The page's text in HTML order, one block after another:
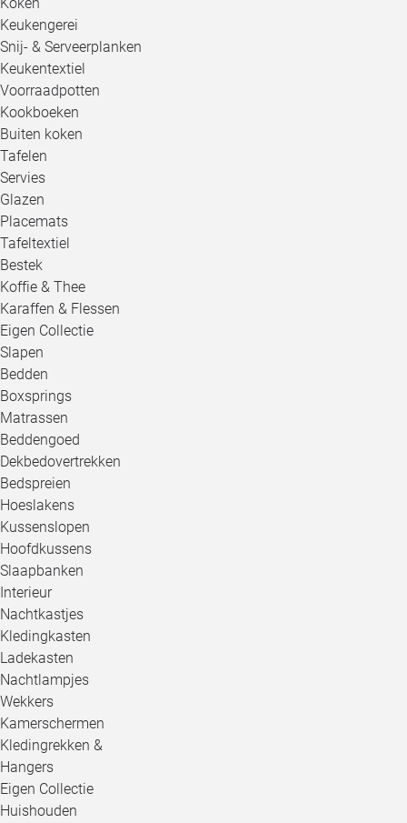
Keukengerei
Snij- & Serveerplanken
Keukentextiel
Voorraadpotten
Kookboeken
Buiten koken
Tafelen
Servies
Glazen
Placemats
Tafeltextiel
Bestek
Koffie & Thee
Karaffen & Flessen
Eigen Collectie
Slapen
Bedden
Boxsprings
Matrassen
Beddengoed
Dekbedovertrekken
Bedspreien
Hoeslakens
Kussenslopen
Hoofdkussens
Slaapbanken
Interieur
Nachtkastjes
Kledingkasten
Ladekasten
Nachtlampjes
Wekkers
Kamerschermen
Kledingrekken &
Hangers
Eigen Collectie
Huishouden